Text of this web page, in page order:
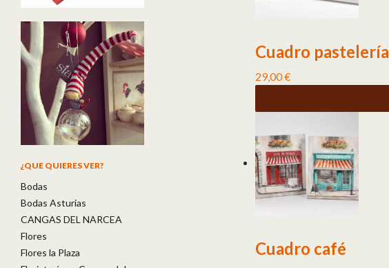
Cuadro pastelería
29,00€
Cuadro café
¿QUE QUIERES VER?
Bodas
Bodas Asturias
CANGAS DEL NARCEA
Flores
Flores la Plaza